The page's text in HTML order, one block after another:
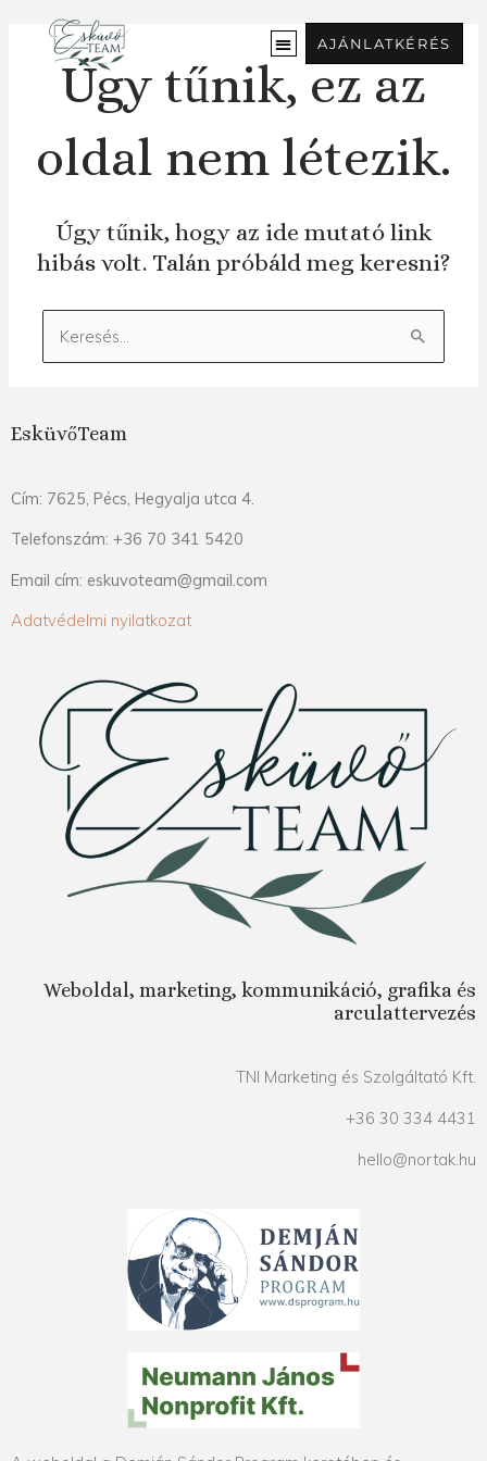
tartalomra
AJÁNLATKÉRÉS
Úgy tűnik, ez az
oldal nem létezik.
Úgy tűnik, hogy az ide mutató link
hibás volt. Talán próbáld meg keresni?
Keresés:
EsküvőTeam
Cím: 7625, Pécs, Hegyalja utca 4.
Telefonszám: +36 70 341 5420
Email cím: eskuvoteam@gmail.com
Adatvédelmi nyilatkozat
Weboldal, marketing, kommunikáció, grafika és
arculattervezés
TNI Marketing és Szolgáltató Kft.
+36 30 334 4431
hello@nortak.hu